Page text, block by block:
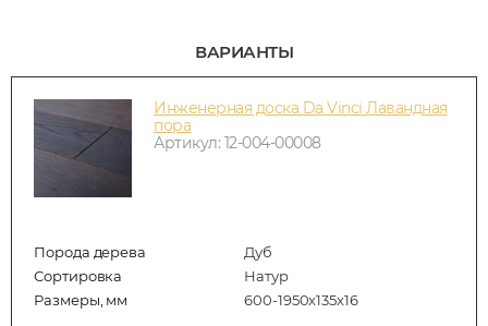
ВАРИАНТЫ
Инженерная доска Da Vinci Лавандная
пора
Артикул: 12-004-00008
Порода дерева
Дуб
Сортировка
Натур
Размеры, мм
600-1950x135x16